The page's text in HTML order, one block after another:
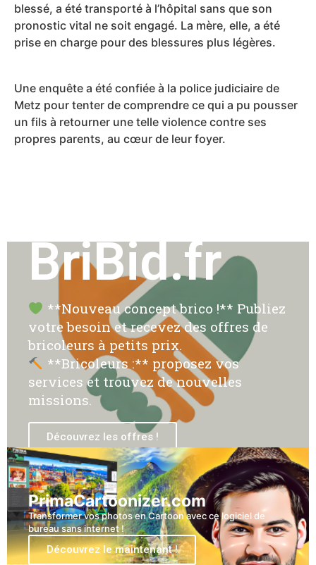
blessé, a été transporté à l’hôpital sans que son
pronostic vital ne soit engagé. La mère, elle, a été
prise en charge pour des blessures plus légères.
Une enquête a été confiée à la police judiciaire de
Metz pour tenter de comprendre ce qui a pu pousser
un fils à retourner une telle violence contre ses
propres parents, au cœur de leur foyer.
BriBid.fr
**Nouveau concept brico !** Publiez
votre besoin et recevez des offres de
bricoleurs à petits prix.
**Bricoleurs :** proposez vos
services et trouvez de nouvelles
missions.
Découvrez les offres !
PrimaCartoonizer.com
Transformer vos photos en Cartoon avec ce logiciel de
bureau sans internet !
Découvrez le maintenant !